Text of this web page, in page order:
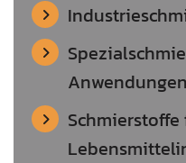
Anwendungen